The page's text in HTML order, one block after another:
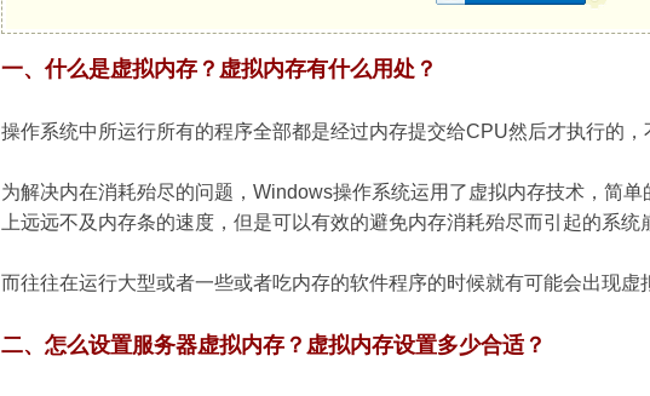
一、什么是虚拟内存？虚拟内存有什么用处？
操作系统中所运行所有的程序全部都是经过内存提交给CPU然后才执行的
为解决内在消耗殆尽的问题，Windows操作系统运用了虚拟内存技术，简
上远远不及内存条的速度，但是可以有效的避免内存消耗殆尽而引起的系统
而往往在运行大型或者一些或者吃内存的软件程序的时候就有可能会出现虚
二、怎么设置服务器虚拟内存？虚拟内存设置多少合适？